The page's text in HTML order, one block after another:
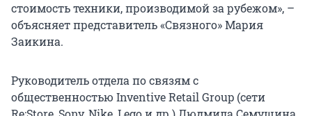
стоимость техники, производимой за рубежом», –
объясняет представитель «Связного» Мария
Заикина.
Руководитель отдела по связям с
общественностью Inventive Retail Group (сети